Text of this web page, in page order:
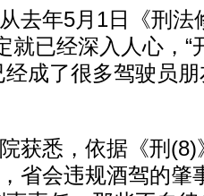
年5月1日《刑法
就已经深入人心，
经成了很多驾驶员
悉，依据《刑(8)
省会违规酒驾的肇